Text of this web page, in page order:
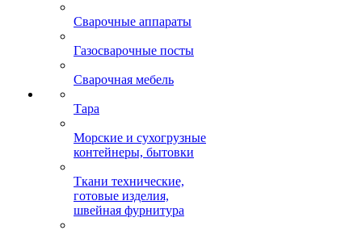
Сварочные аппараты
Газосварочные посты
Сварочная мебель
Тара
Морские и сухогрузные
контейнеры, бытовки
Ткани технические,
готовые изделия,
швейная фурнитура